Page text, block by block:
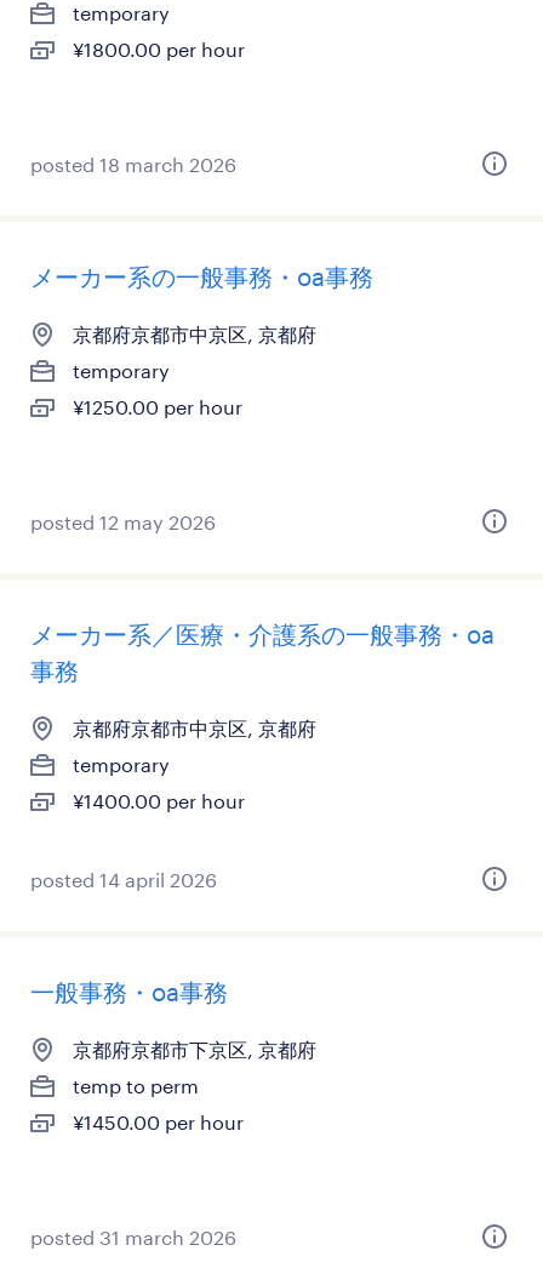
temporary
¥1800.00 per hour
posted 18 march 2026
メーカー系の一般事務・oa事務
京都府京都市中京区, 京都府
temporary
¥1250.00 per hour
posted 12 may 2026
メーカー系／医療・介護系の一般事務・oa
事務
京都府京都市中京区, 京都府
temporary
¥1400.00 per hour
posted 14 april 2026
一般事務・oa事務
京都府京都市下京区, 京都府
temp to perm
¥1450.00 per hour
posted 31 march 2026